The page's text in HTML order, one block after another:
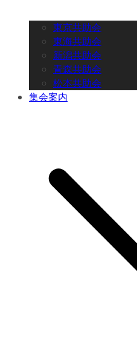
東京共助会
東海共助会
新潟共助会
青森共助会
松本共助会
集会案内